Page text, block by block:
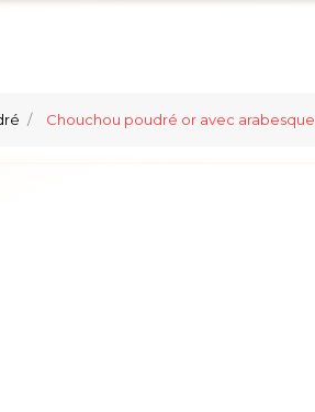
Chouchou poudré or avec arabesque